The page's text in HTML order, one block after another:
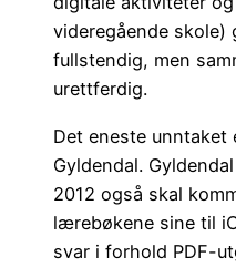
videregående skole)
fullstendig, men
urettferdig.
Det eneste unntaket
Gyldendal.
2012 også skal
lærebøkene sine til
svar i forhold PDF-